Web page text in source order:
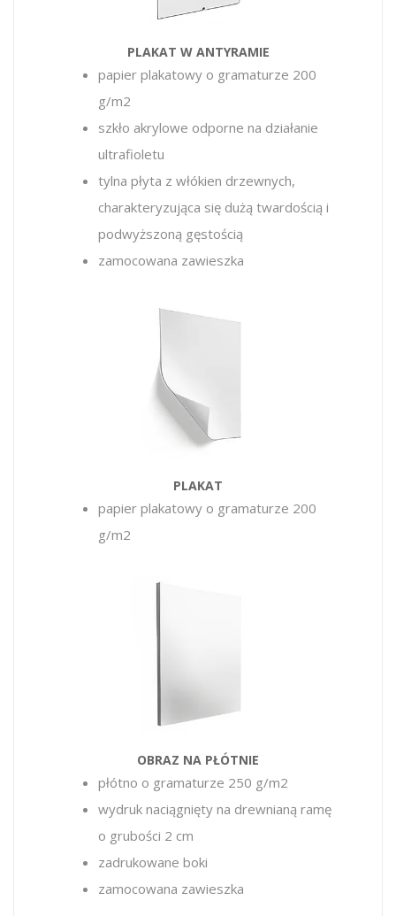
PLAKAT W ANTYRAMIE
papier plakatowy o gramaturze 200
g/m2
szkło akrylowe odporne na działanie
ultrafioletu
tylna płyta z włókien drzewnych,
charakteryzująca się dużą twardością i
podwyższoną gęstością
zamocowana zawieszka
PLAKAT
papier plakatowy o gramaturze 200
g/m2
OBRAZ NA PŁÓTNIE
płótno o gramaturze 250 g/m2
wydruk naciągnięty na drewnianą ramę
o grubości 2 cm
zadrukowane boki
zamocowana zawieszka